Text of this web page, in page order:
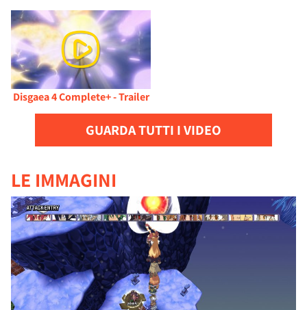
Disgaea 4 Complete+ - Trailer
GUARDA TUTTI I VIDEO
LE IMMAGINI